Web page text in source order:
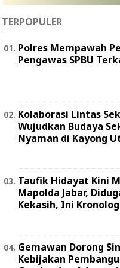
TERPOPULER
Polres Mempawah
Pengawas SPBU
Kolaborasi Lintas
Wujudkan Budaya
Nyaman di Kayong
Taufik Hidayat Kini
Mapolda Jabar,
Kekasih, Ini
Gemawan Dorong
Kebijakan